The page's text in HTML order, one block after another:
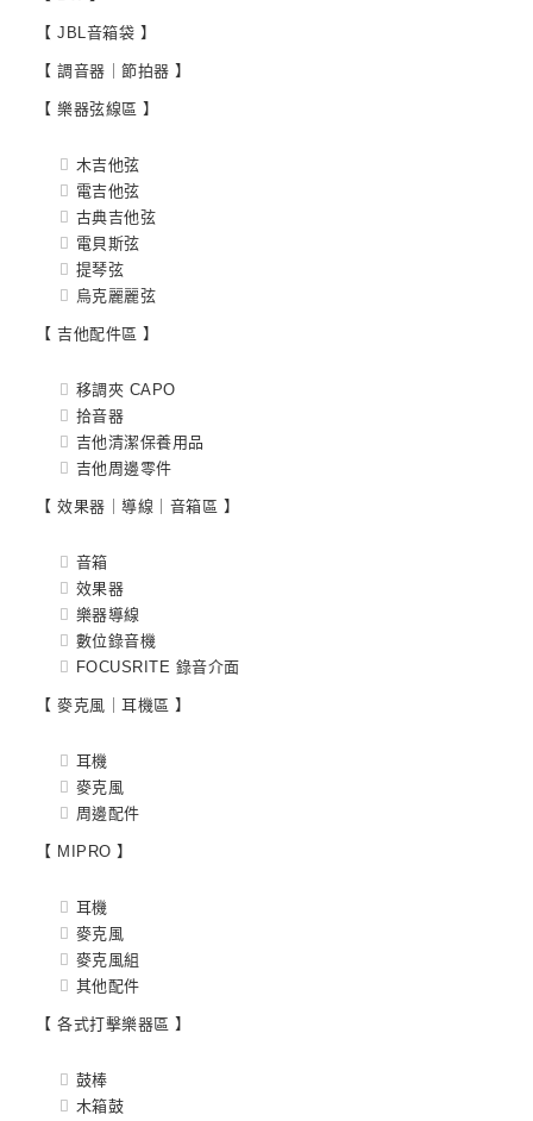
【 JBL音箱袋 】
【 調音器｜節拍器 】
【 樂器弦線區 】
木吉他弦
電吉他弦
古典吉他弦
電貝斯弦
提琴弦
烏克麗麗弦
【 吉他配件區 】
移調夾 CAPO
拾音器
吉他清潔保養用品
吉他周邊零件
【 效果器｜導線｜音箱區 】
音箱
效果器
樂器導線
數位錄音機
FOCUSRITE 錄音介面
【 麥克風｜耳機區 】
耳機
麥克風
周邊配件
【 MIPRO 】
耳機
麥克風
麥克風組
其他配件
【 各式打擊樂器區 】
鼓棒
木箱鼓